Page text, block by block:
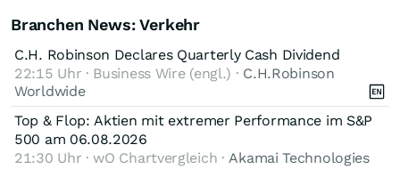
Branchen News: Verkehr
C.H. Robinson Declares Quarterly Cash Dividend
22:15 Uhr · Business Wire (engl.) · C.H.Robinson
Worldwide
Top & Flop: Aktien mit extremer Performance im S&P
500 am 06.08.2026
21:30 Uhr · wO Chartvergleich · Akamai Technologies